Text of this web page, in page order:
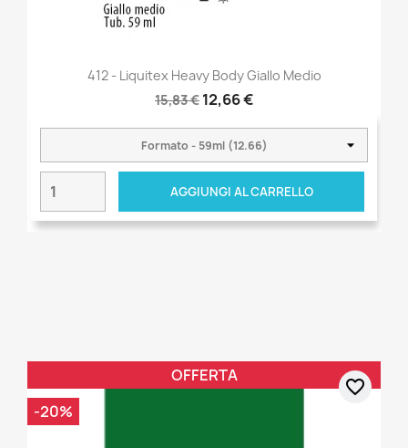
412 - Liquitex Heavy Body Giallo Medio
15,83 € 12,66 €
AGGIUNGI AL CARRELLO
OFFERTA
-20%
favorite_border